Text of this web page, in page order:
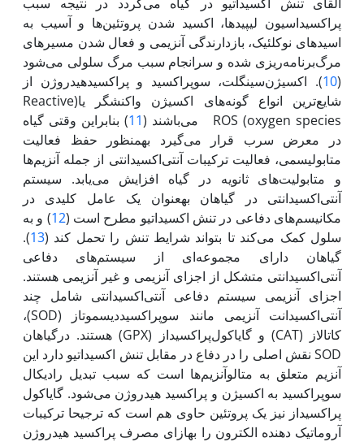
پراکسید‌اسیون لیپیدها، اکسید شدن پروتئین‌ها و آسیب به
اسید‌های نوکلئیک‌، بازدارندگی آنزیمی و فعال شدن مسیرهای
مرگ‌برنامه‌ریزی شده و سرانجام سبب مرگ سلولی می‌شود
(
10). اکسی‍ژن‌سینگلت، سوپر‌اکسید و پر‌اکسید‌هیدروژن از
شایع‌ترین انواع گونه‌های اکسی‍ژن واکنش‏گر یا(Reactive
oxygen species) ROS ‌ می‌باشند (
11) بنابراین وقتی گیاه
در معرض سرب قرار می‌گیرد به‏منظور حفظ فعالیت
متابولیسمی، فعالیت ترکیبات آنتی‌اکسیدانتی از جمله آنزیم‌ها
و متابولیت‌های ثانویه در گیاه افزایش می‌یابد. سیستم
آنتی‌اکسیدانتی در گیاهان به‏عنوان یک عامل کلیدی در
مکانیسم‌های دفاعی در تنش اکسیداتیو مطرح است (12) و به
سلول کمک می‌کند تا بتواند شرایط تنش را تحمل کند (13
).
گیاهان دارای مجموعه‌ای از سیستم‌های دفاعی
آنتی‌اکسیدانتی متشکل از اجزای آنزیمی و غیر آنزیمی هستند.
اجزای آنزیمی سیستم دفاعی آنتی‌اکسیدانتی شامل چند
آنتی‌اکسیدانت آ‌نزیمی مانند سوپر‌اکسید‌دیسموتاز (SOD)،
کاتالاز (CAT) و گایاکول‌پراکسیداز (GPX) هستند. درگیاهان
SOD نقش اصلی را در دفاع در مقابل تنش اکسیداتیو دارد این
آنزیم متعلق به متالوآنزیم‌ها است که سبب تبدیل رادیکال
سوپراکسید به اکسیژن و پراکسید هیدروژن می‌شود. گایاکول
‌پراکسیداز نیز یک پروتئین حاوی هم است که ترجیحا ترکیبات
آروماتیک دهنده الکترون را به‏ازای مصرف پراکسید هیدروژن